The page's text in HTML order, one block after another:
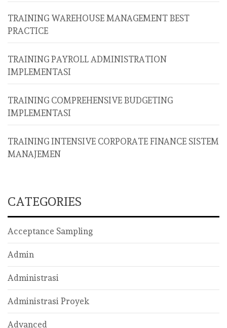
TRAINING WAREHOUSE MANAGEMENT BEST
PRACTICE
TRAINING PAYROLL ADMINISTRATION
IMPLEMENTASI
TRAINING COMPREHENSIVE BUDGETING
IMPLEMENTASI
TRAINING INTENSIVE CORPORATE FINANCE SISTEM
MANAJEMEN
CATEGORIES
Acceptance Sampling
Admin
Administrasi
Administrasi Proyek
Advanced